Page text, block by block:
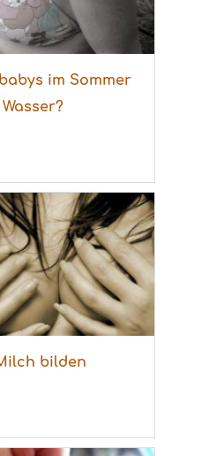
im Sommer
bilden